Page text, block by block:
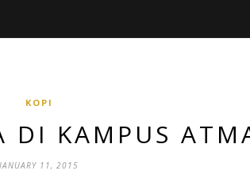
KOPI
DI KAMPUS
JANUARY 11, 2015